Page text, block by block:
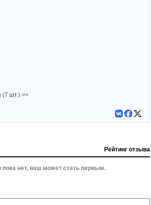
(7 шт.) >>
Рейтинг отзыва
пока нет, ваш может стать первым.